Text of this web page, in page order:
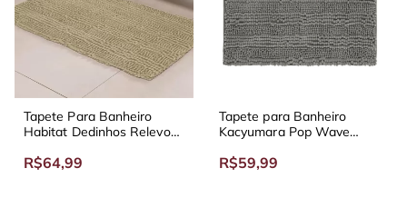
Tapete Para Banheiro
Habitat Dedinhos Relevo
R$64,99
Tapete para Banheiro
Kacyumara Pop Wave
R$59,99